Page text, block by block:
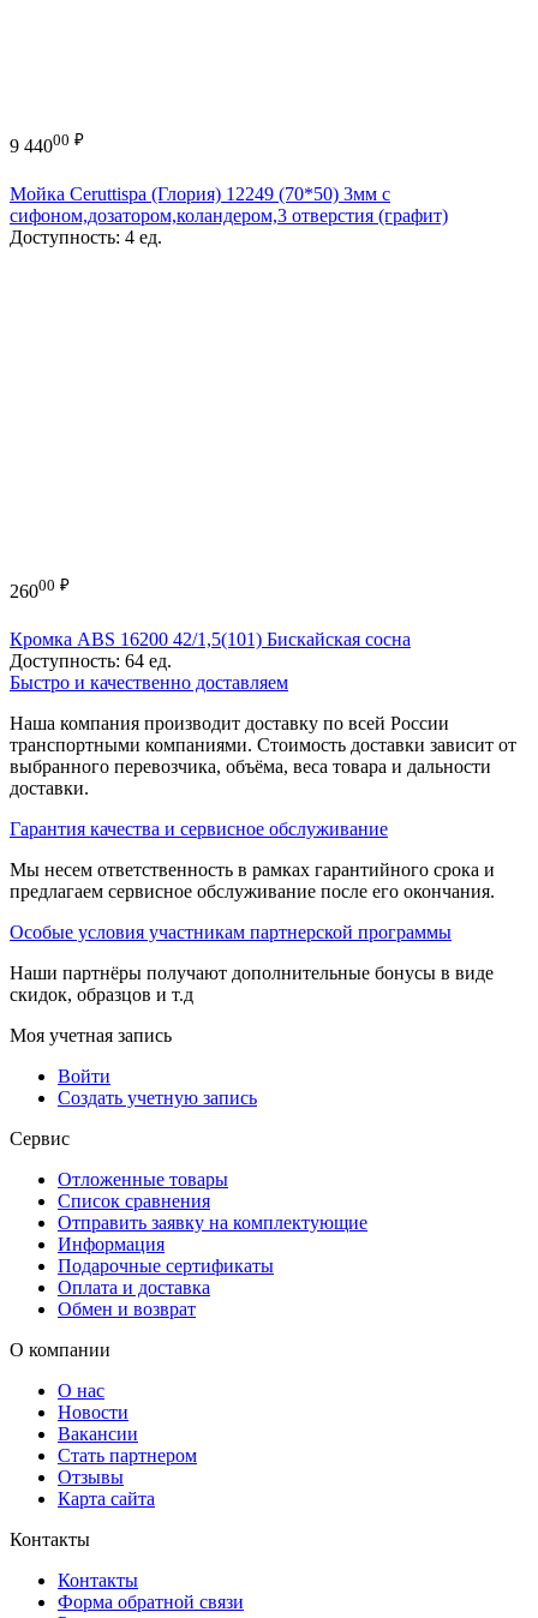
9 44000 ₽
Мойка Ceruttispa (Глория) 12249 (70*50) 3мм с
сифоном,дозатором,коландером,3 отверстия (графит)
Доступность: 4 ед.
26000 ₽
Кромка ABS 16200 42/1,5(101) Бискайская сосна
Доступность: 64 ед.
Быстро и качественно доставляем
Наша компания производит доставку по всей России
транспортными компаниями. Стоимость доставки зависит от
выбранного перевозчика, объёма, веса товара и дальности
доставки.
Гарантия качества и сервисное обслуживание
Мы несем ответственность в рамках гарантийного срока и
предлагаем сервисное обслуживание после его окончания.
Особые условия участникам партнерской программы
Наши партнёры получают дополнительные бонусы в виде
скидок, образцов и т.д
Моя учетная запись
Войти
Создать учетную запись
Сервис
Отложенные товары
Список сравнения
Отправить заявку на комплектующие
Информация
Подарочные сертификаты
Оплата и доставка
Обмен и возврат
О компании
О нас
Новости
Вакансии
Стать партнером
Отзывы
Карта сайта
Контакты
Контакты
Форма обратной связи